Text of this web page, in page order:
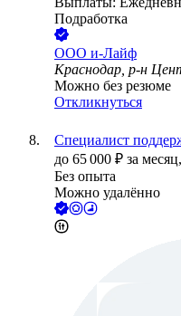
Подработка
ООО и-Лайф
Краснодар, р-н
Можно без резюме
Откликнуться
Специалист
до 65 000 ₽ за месяц,
Без опыта
Можно удалённо